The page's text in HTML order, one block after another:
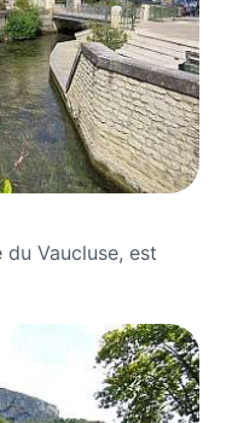
Vaucluse, est